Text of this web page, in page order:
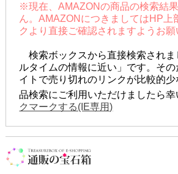
※現在、AMAZONの商品の検索結
ん。AMAZONにつきましてはHP上
クより直接ご確認されますようお願
検索ボックスから直接検索されま
ルタイムの情報に近い」です。そ
イトで売り切れのリンクが比較的
品検索にご利用いただけましたら幸
クマークする(IE専用)